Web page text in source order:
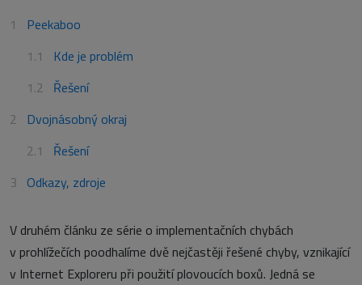
Peekaboo
Kde je problém
Řešení
Dvojnásobný okraj
Řešení
Odkazy, zdroje
V druhém článku ze série o implementačních chybách
v prohlížečích poodhalíme dvě nejčastěji řešené chyby, vznikající
v Internet Exploreru při použití plovoucích boxů. Jedná se